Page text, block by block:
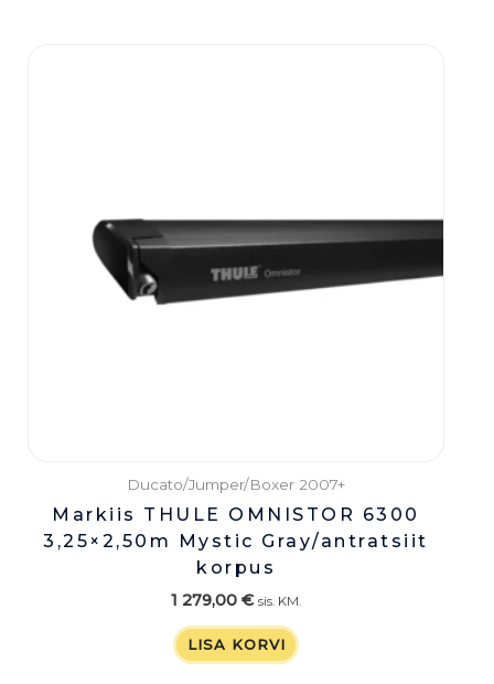
Ducato/Jumper/Boxer 2007+
Markiis THULE OMNISTOR 6300
3,25×2,50m Mystic Gray/antratsiit
korpus
1 279,00 € sis. KM.
LISA KORVI